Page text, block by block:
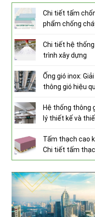
Chi tiết tấm
phẩm chống
Chi tiết hệ
trình xây dựng
Ống gió inox:
thông gió hiệu
Hệ thống thông
lý thiết kế và
Tấm thạch cao
Chi tiết tấm